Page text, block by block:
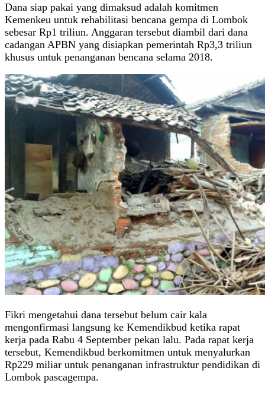
Dana siap pakai yang dimaksud adalah komitmen
Kemenkeu untuk rehabilitasi bencana gempa di Lombok
sebesar Rp1 triliun. Anggaran tersebut diambil dari dana
cadangan APBN yang disiapkan pemerintah Rp3,3 triliun
khusus untuk penanganan bencana selama 2018.
Fikri mengetahui dana tersebut belum cair kala
mengonfirmasi langsung ke Kemendikbud ketika rapat
kerja pada Rabu 4 September pekan lalu. Pada rapat kerja
tersebut, Kemendikbud berkomitmen untuk menyalurkan
Rp229 miliar untuk penanganan infrastruktur pendidikan di
Lombok pascagempa.